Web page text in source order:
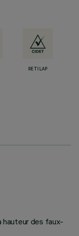
RETILAP
hauteur des faux-